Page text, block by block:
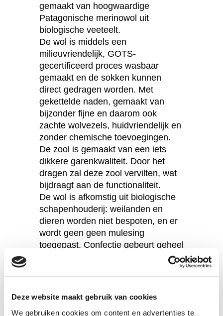
Deze website maakt gebruik van cookies
We gebruiken cookies om content en advertenties te
gemaakt van hoogwaardige
Patagonische merinowol uit
biologische veeteelt.
De wol is middels een
milieuvriendelijk, GOTS-
gecertificeerd proces wasbaar
gemaakt en de sokken kunnen
direct gedragen worden. Met
gekettelde naden, gemaakt van
bijzonder fijne en daarom ook
zachte wolvezels, huidvriendelijk en
zonder chemische toevoegingen.
De zool is gemaakt van een iets
dikkere garenkwaliteit. Door het
dragen zal deze zool vervilten, wat
bijdraagt aan de functionaliteit.
De wol is afkomstig uit biologische
schapenhouderij: weilanden en
dieren worden niet bespoten, en er
wordt geen geen mulesing
toegepast. Confectie gebeurt geheel
Zachte biologische wol
Gekettelde naden